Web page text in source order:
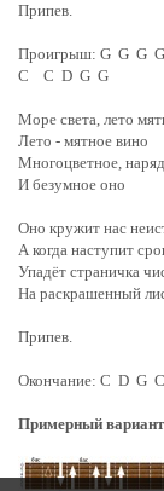
Припев.
Проигрыш: G G G
C C D G G
Море света, лето
Лето - мятное вино
Многоцветное,
И безумное оно
Оно кружит нас
А когда наступит
Упадёт страничка
На раскрашенный
Припев.
Окончание: C D G
Примерный